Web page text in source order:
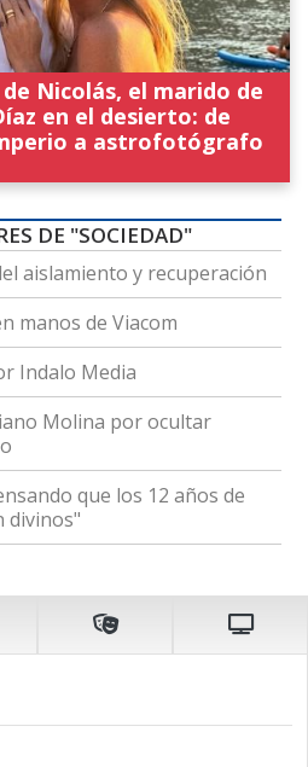
Nicolás, el marido de
en el desierto: de
a astrofotógrafo
DE "SOCIEDAD"
aislamiento y recuperación
manos de Viacom
Indalo Media
Molina por ocultar
que los 12 años de
divinos"